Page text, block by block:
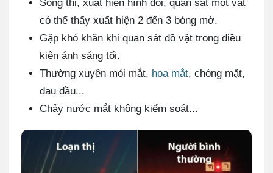
Song thị, xuất hiện hình đôi, quan sát một vật
có thể thấy xuất hiện 2 đến 3 bóng mờ.
Gặp khó khăn khi quan sát đồ vật trong điều
kiện ánh sáng tối.
Thường xuyên mỏi mắt, hoa mắt, chóng mặt,
đau đầu...
Chảy nước mắt không kiểm soát...